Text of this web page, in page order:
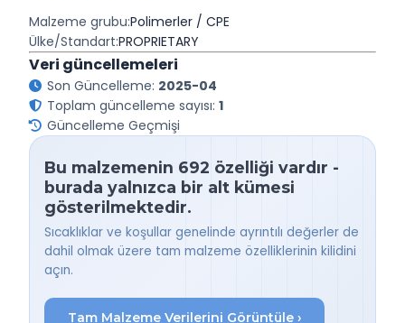
Malzeme grubu:Polimerler / CPE
Ülke/Standart:PROPRIETARY
Veri güncellemeleri
Son Güncelleme: 2025-04
Toplam güncelleme sayısı: 1
Güncelleme Geçmişi
Bu malzemenin 692 özelliği vardır -
burada yalnızca bir alt kümesi
gösterilmektedir.
Sıcaklıklar ve koşullar genelinde ayrıntılı değerler de
dahil olmak üzere tam malzeme özelliklerinin kilidini
açın.
Tam Malzeme Verilerini Görüntüle ›